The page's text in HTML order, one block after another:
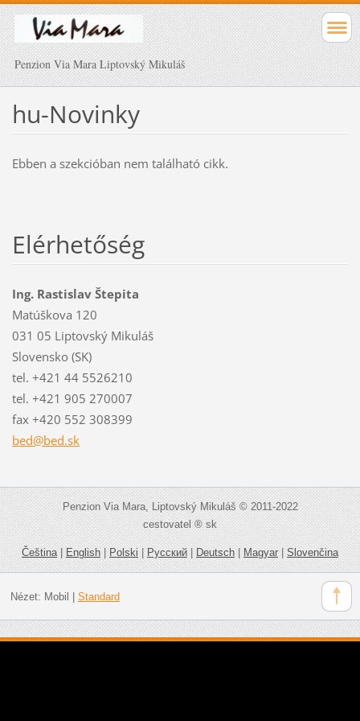
Penzion Via Mara Liptovský Mikuláš
hu-Novinky
Ebben a szekcióban nem található cikk.
Elérhetőség
Ing. Rastislav Štepita
Matúškova 120
031 05 Liptovský Mikuláš
Slovensko (SK)
tel. +421 44 5526210
tel. +421 905 270007
fax +420 552 308399
bed@bed.sk
Penzion Via Mara, Liptovský Mikuláš © 2011-2022
cestovatel ® sk
Čeština|English|Polski|Русский|Deutsch|Magyar|Slovenčina
Nézet: Mobil Standard